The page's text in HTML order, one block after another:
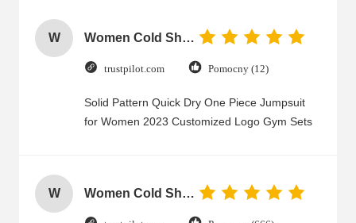
W Women Cold Shoulder V Neck Rayon Blouse
trustpilot.com Pomocny (12)
Solid Pattern Quick Dry One Piece Jumpsuit
for Women 2023 Customized Logo Gym Sets
W Women Cold Shoulder V Neck Rayon Blouse